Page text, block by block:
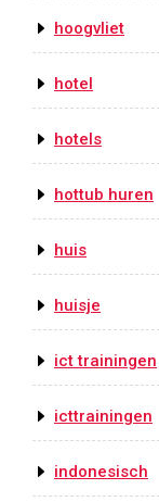
hoogvliet
hotel
hotels
hottub huren
huis
huisje
ict trainingen
icttrainingen
indonesisch